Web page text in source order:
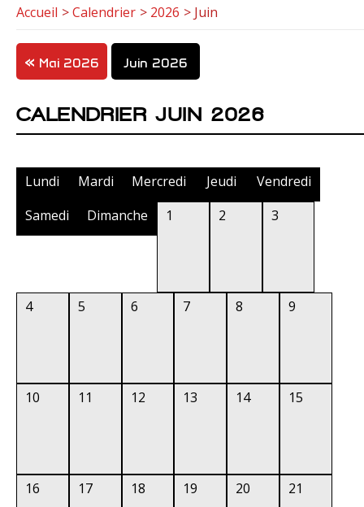
Accueil Calendrier 2026 Juin
Mai 2026 Juin 2026
CALENDRIER JUIN 2026
Lundi Mardi Mercredi Jeudi
Vendredi
Samedi
Dimanche 1 2 3
4 5 6 7 8 9
10 11 12 13 14 15
16 17 18 19 20 21